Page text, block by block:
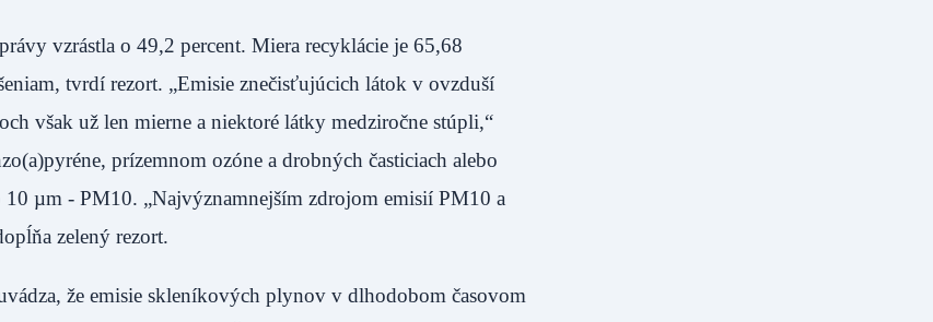
vzrástla o 49,2 percent. Miera recyklácie je 65,68
tvrdí rezort. „Emisie znečisťujúcich látok v ovzduší
však už len mierne a niektoré látky medziročne stúpli,“
prízemnom ozóne a drobných časticiach alebo
µm - PM10. „Najvýznamnejším zdrojom emisií PM10 a
dopĺňa zelený rezort.
že emisie skleníkových plynov v dlhodobom časovom